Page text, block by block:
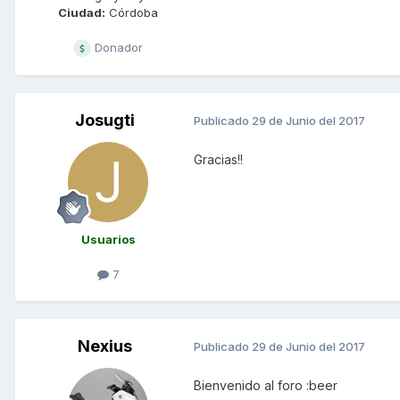
Ciudad: Córdoba
Donador
Josugti
Usuarios
7
Publicado 29 de Junio del 2017
Gracias!!
Nexius Publicado 29 de Junio del 2017
Bienvenido al foro :beer